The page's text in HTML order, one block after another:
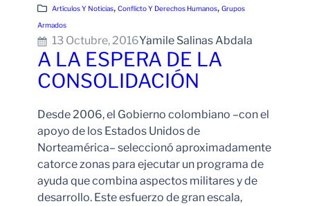
Artículos Y Noticias, Conflicto Y Derechos Humanos, Grupos
Armados
13 Octubre, 2016Yamile Salinas Abdala
A LA ESPERA DE LA
CONSOLIDACIÓN
Desde 2006, el Gobierno colombiano –con el
apoyo de los Estados Unidos de
Norteamérica– seleccionó aproximadamente
catorce zonas para ejecutar un programa de
ayuda que combina aspectos militares y de
desarrollo. Este esfuerzo de gran escala,